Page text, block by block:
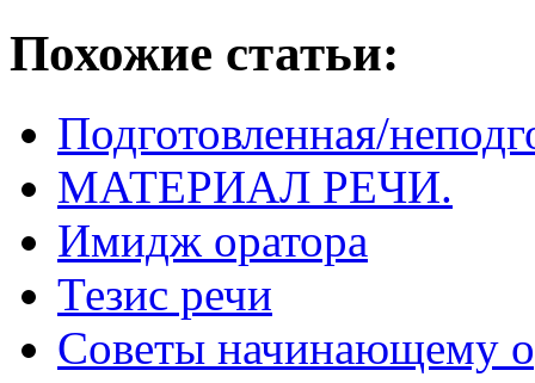
Похожие статьи:
Подготовленная/
МАТЕРИАЛ РЕЧИ.
Имидж оратора
Тезис речи
Советы начинающему